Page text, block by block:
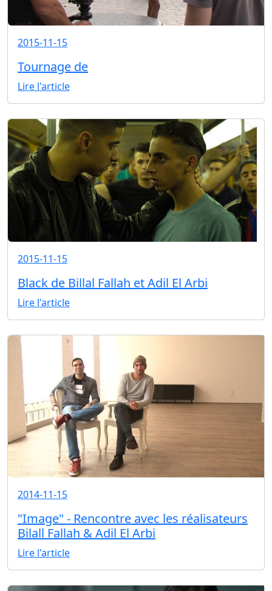
2015-11-15
Tournage de
Lire l'article
2015-11-15
Black de Billal Fallah et Adil El Arbi
Lire l'article
2014-11-15
"Image" - Rencontre avec les réalisateurs
Bilall Fallah & Adil El Arbi
Lire l'article